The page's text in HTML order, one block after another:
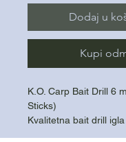
Dodaj u
Kupi
K.O. Carp Bait Drill 6
Sticks)
Kvalitetna bait drill